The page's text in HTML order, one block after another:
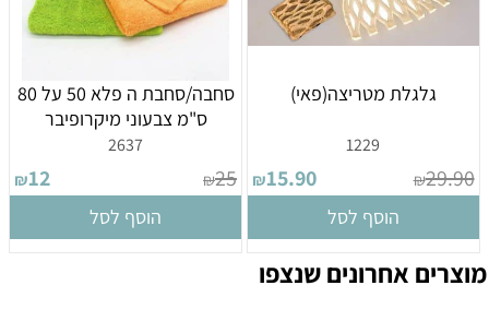
גלגלת מטריצה(פאי)
1229
₪29.90
₪15.90
הוסף לסל
סחבה/סחבת ה פלא 50 על 80
ס"מ צבעוני מיקרופיבר
2637
₪25
₪12
הוסף לסל
מוצרים אחרונים שנצפו